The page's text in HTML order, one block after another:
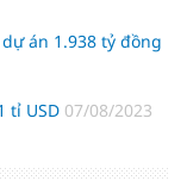
án 1.938 tỷ đồng
tỉ USD 07/08/2023